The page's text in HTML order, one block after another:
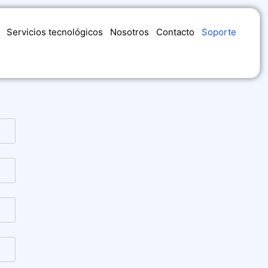
Servicios tecnológicos​ Nosotros Contacto Soporte